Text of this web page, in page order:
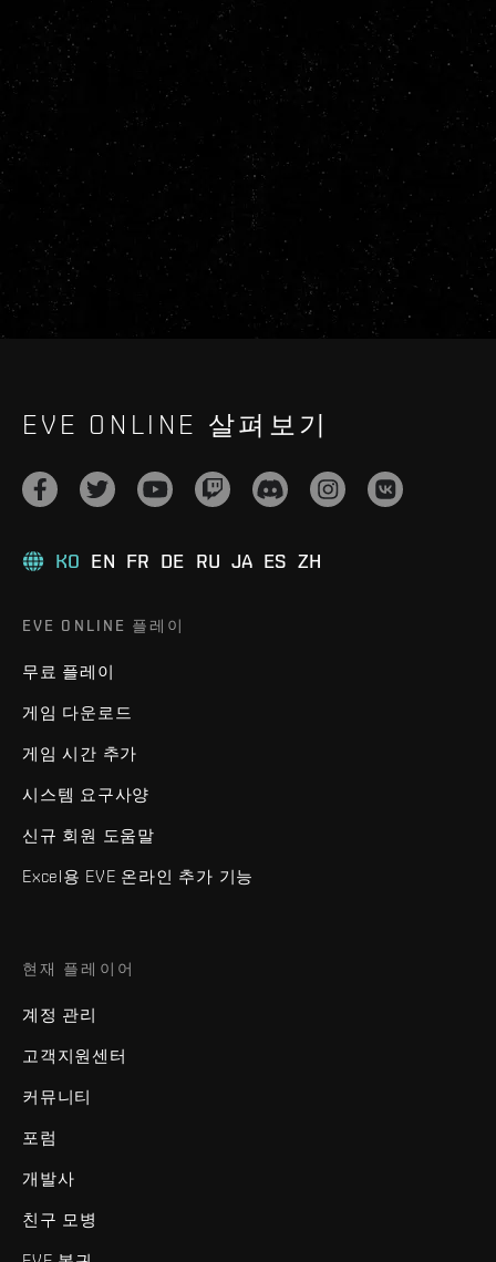
EVE ONLINE 살펴보기
KO EN FR DE RU JA ES ZH
EVE ONLINE 플레이
무료 플레이
게임 다운로드
게임 시간 추가
시스템 요구사양
신규 회원 도움말
Excel용 EVE 온라인 추가 기능
현재 플레이어
계정 관리
고객지원센터
커뮤니티
포럼
개발사
친구 모병